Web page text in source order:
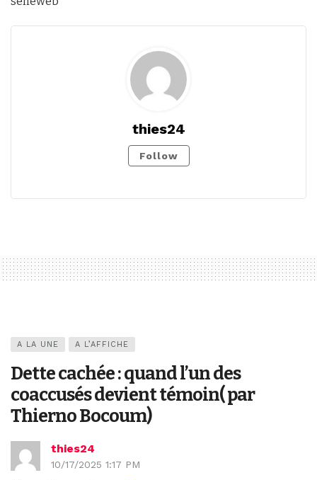
thies24
Follow
A LA UNE A L’AFFICHE
Dette cachée : quand l’un des
coaccusés devient témoin( par
Thierno Bocoum)
thies24
10/17/2025 1:17 PM